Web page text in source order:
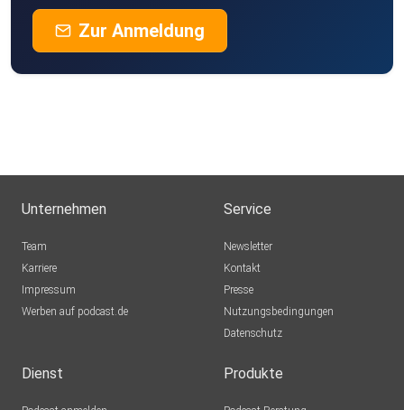
Zur Anmeldung
Unternehmen
Team
Karriere
Impressum
Werben auf podcast.de
Service
Newsletter
Kontakt
Presse
Nutzungsbedingungen
Datenschutz
Dienst Produkte